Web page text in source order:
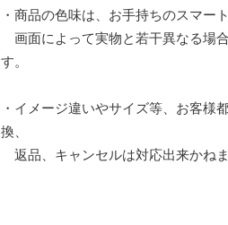
・商品の色味は、お手持ちのスマー
画面によって実物と若干異なる場
す。
・イメージ違いやサイズ等、お客様
換、
返品、キャンセルは対応出来かねま